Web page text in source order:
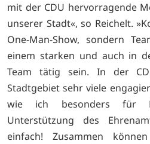
mit der CDU hervorragende
unserer Stadt«, so Reichelt.
One-Man-Show, sondern
einem starken und auch in
Team tätig sein. In der
Stadtgebiet sehr viele
wie ich besonders für
Unterstützung des
einfach! Zusammen